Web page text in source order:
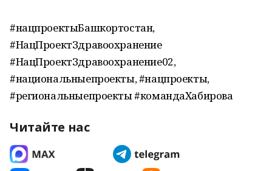
#нацпроектыБашкортостан,
#НацПроектЗдравоохранение
#НацПроектЗдравоохранение02,
#национальныепроекты, #нацпроекты,
#региональныепроекты #командаХабирова
Читайте нас